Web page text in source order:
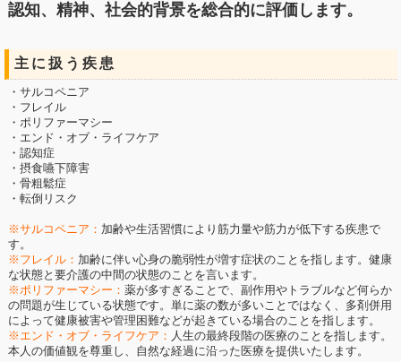
認知、精神、社会的背景を総合的に評価します。
主に扱う疾患
・サルコペニア
・フレイル
・ポリファーマシー
・エンド・オブ・ライフケア
・認知症
・摂食嚥下障害
・骨粗鬆症
・転倒リスク
※サルコペニア： 加齢や生活習慣により筋力量や筋力が低下する疾患で
す。
※フレイル： 加齢に伴い心身の脆弱性が増す症状のことを指します。健康
な状態と要介護の中間の状態のことを言います。
※ポリファーマシー： 薬が多すぎることで、副作用やトラブルなど何らか
の問題が生じている状態です。単に薬の数が多いことではなく、多剤併用
によって健康被害や管理困難などが起きている場合のことを指します。
※エンド・オブ・ライフケア： 人生の最終段階の医療のことを指します。
本人の価値観を尊重し、自然な経過に沿った医療を提供いたします。